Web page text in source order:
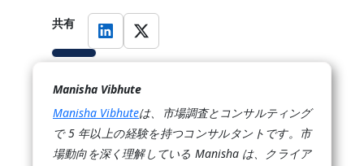
共有
Manisha Vibhute
Manisha Vibhuteは、市場調査とコンサルティング
で 5 年以上の経験を持つコンサルタントです。市
場動向を深く理解している Manisha は、クライア